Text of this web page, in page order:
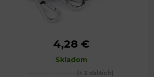
1,5 cm
108 - 124 cm
4,28 €
Skladom
(+ 3 ďalších)